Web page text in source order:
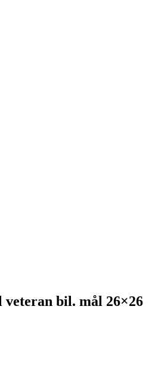
bil. mål 26×26